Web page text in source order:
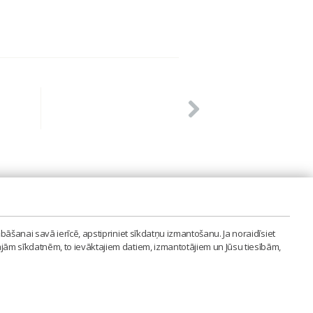
savā ierīcē, apstipriniet sīkdatņu izmantošanu. Ja noraidīsiet
sīkdatnēm, to ievāktajiem datiem, izmantotājiem un Jūsu tiesībām,